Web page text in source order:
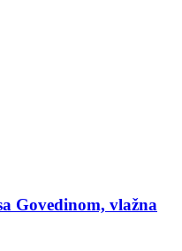
Govedinom, vlažna